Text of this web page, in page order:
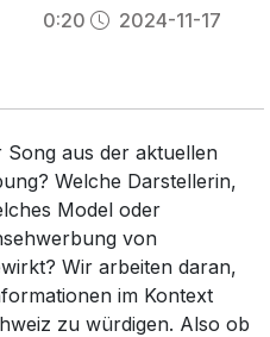
0:20 2024-11-17
Song aus der aktuellen
Welche Darstellerin,
Model oder
von
Wir arbeiten daran,
im Kontext
zu würdigen. Also ob